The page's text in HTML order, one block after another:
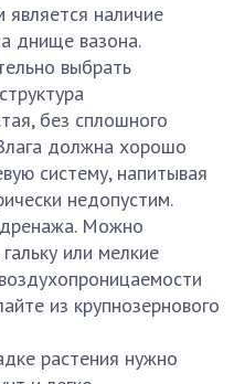
наличие
днище вазона.
выбрать
без сплошного
должна хорошо
систему, напитывая
недопустим.
Можно
или мелкие
из крупнозернового
растения нужно